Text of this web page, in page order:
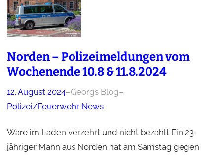
Norden – Polizeimeldungen vom
Wochenende 10.8 & 11.8.2024
12. August 2024–Georgs Blog–
Polizei/Feuerwehr News
Ware im Laden verzehrt und nicht bezahlt Ein 23-
jähriger Mann aus Norden hat am Samstag gegen